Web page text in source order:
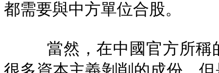
都需要與中方單位合股。
當然，在中國官方所稱